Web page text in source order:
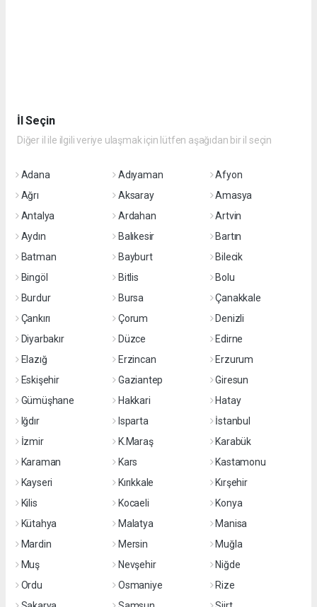
İl Seçin
Diğer il ile ilgili veriye ulaşmak için lütfen aşağıdan bir il seçin
Adana Adıyaman
Afyon
Ağrı
Aksaray
Amasya
Antalya
Ardahan
Artvin
Aydın
Balıkesir
Bartın
Batman
Bayburt
Bilecik
Bingöl
Bitlis
Bolu
Burdur
Bursa
Çanakkale
Çankırı
Çorum
Denizli
Diyarbakır
Düzce
Edirne
Elazığ
Erzincan
Erzurum
Eskişehir
Gaziantep
Giresun
Gümüşhane
Hakkari
Hatay
Iğdır
Isparta
İstanbul
İzmir
K.Maraş
Karabük
Karaman
Kars
Kastamonu
Kayseri
Kırıkkale
Kırşehir
Kilis
Kocaeli
Konya
Kütahya
Malatya
Manisa
Mardin
Mersin
Muğla
Muş
Nevşehir
Niğde
Ordu
Osmaniye
Rize